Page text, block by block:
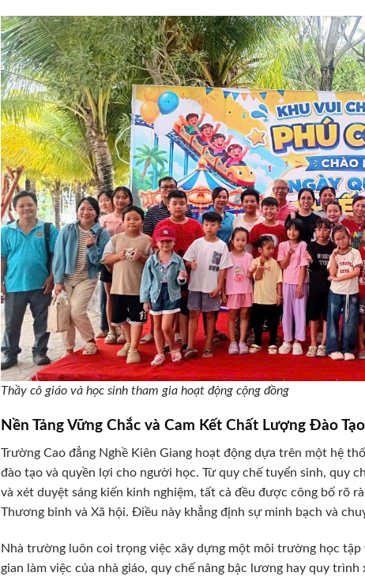
Thầy cô giáo và học sinh tham gia hoạt động cộng đồng
Nền Tảng Vững Chắc và Cam Kết Chất Lượng Đào Tạo
Trường Cao đẳng Nghề Kiên Giang hoạt động dựa trên một hệ
đào tạo và quyền lợi cho người học. Từ quy chế tuyển sinh, quy
và xét duyệt sáng kiến kinh nghiệm, tất cả đều được công bố rõ
Thương binh và Xã hội. Điều này khẳng định sự minh bạch và
Nhà trường luôn coi trọng việc xây dựng một môi trường học tập
gian làm việc của nhà giáo, quy chế nâng bậc lương hay quy